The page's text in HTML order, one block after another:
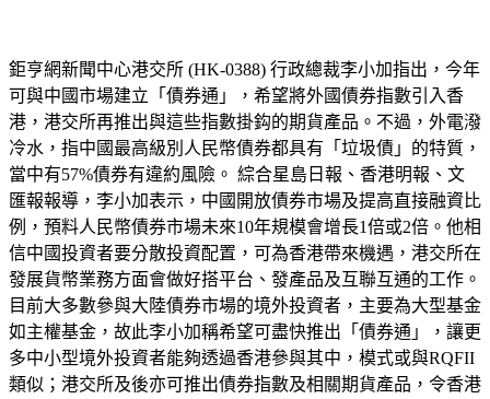
鉅亨網新聞中心港交所 (HK-0388) 行政總裁李小加指出，今年
可與中國市場建立「債券通」，希望將外國債券指數引入香
港，港交所再推出與這些指數掛鈎的期貨產品。不過，外電潑
冷水，指中國最高級別人民幣債券都具有「垃圾債」的特質，
當中有57%債券有違約風險。 綜合星島日報、香港明報、文
匯報報導，李小加表示，中國開放債券市場及提高直接融資比
例，預料人民幣債券市場未來10年規模會增長1倍或2倍。他相
信中國投資者要分散投資配置，可為香港帶來機遇，港交所在
發展貨幣業務方面會做好搭平台、發產品及互聯互通的工作。
目前大多數參與大陸債券市場的境外投資者，主要為大型基金
如主權基金，故此李小加稱希望可盡快推出「債券通」，讓更
多中小型境外投資者能夠透過香港參與其中，模式或與RQFII
類似；港交所及後亦可推出債券指數及相關期貨產品，令香港